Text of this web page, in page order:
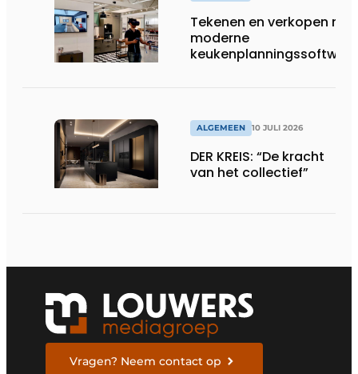
Tekenen en verkopen met
moderne
keukenplanningssoftware
ALGEMEEN 10 JULI 2026
DER KREIS: “De kracht
van het collectief”
Vragen? Neem contact op